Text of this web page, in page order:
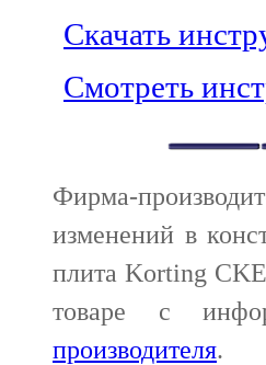
Скачать
Смотреть
Фирма-
изменений в
плита Korting
товаре с
производителя.